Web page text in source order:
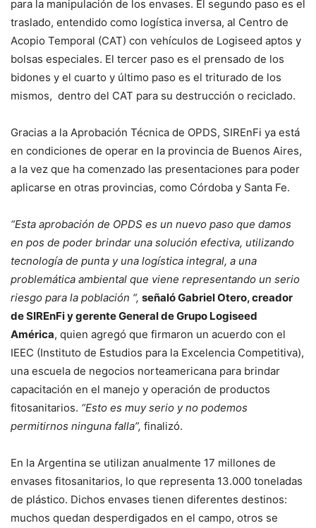
para la manipulación de los envases. El segundo paso es el
traslado, entendido como logística inversa, al Centro de
Acopio Temporal (CAT) con vehículos de Logiseed aptos y
bolsas especiales. El tercer paso es el prensado de los
bidones y el cuarto y último paso es el triturado de los
mismos, dentro del CAT para su destrucción o reciclado.
Gracias a la Aprobación Técnica de OPDS, SIREnFi ya está
en condiciones de operar en la provincia de Buenos Aires,
a la vez que ha comenzado las presentaciones para poder
aplicarse en otras provincias, como Córdoba y Santa Fe.
“Esta aprobación de OPDS es un nuevo paso que damos
en pos de poder brindar una solución efectiva, utilizando
tecnología de punta y una logística integral, a una
problemática ambiental que viene representando un serio
riesgo para la población “, señaló Gabriel Otero, creador
de SIREnFi y gerente General de Grupo Logiseed
América, quien agregó que firmaron un acuerdo con el
IEEC (Instituto de Estudios para la Excelencia Competitiva),
una escuela de negocios norteamericana para brindar
capacitación en el manejo y operación de productos
fitosanitarios. “Esto es muy serio y no podemos
permitirnos ninguna falla”, finalizó.
En la Argentina se utilizan anualmente 17 millones de
envases fitosanitarios, lo que representa 13.000 toneladas
de plástico. Dichos envases tienen diferentes destinos:
muchos quedan desperdigados en el campo, otros se